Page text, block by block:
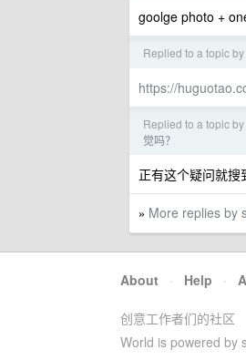
goolge photo +
Replied to a topic by
https://
Replied to a topic by
觉吗？
正有这个疑问就搜
» More replies by
About · Help ·
创意工作者们的社区
World is powered by